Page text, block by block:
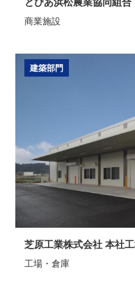
商業施設
建築部門
芝原工業株式会社 本社
工場・倉庫